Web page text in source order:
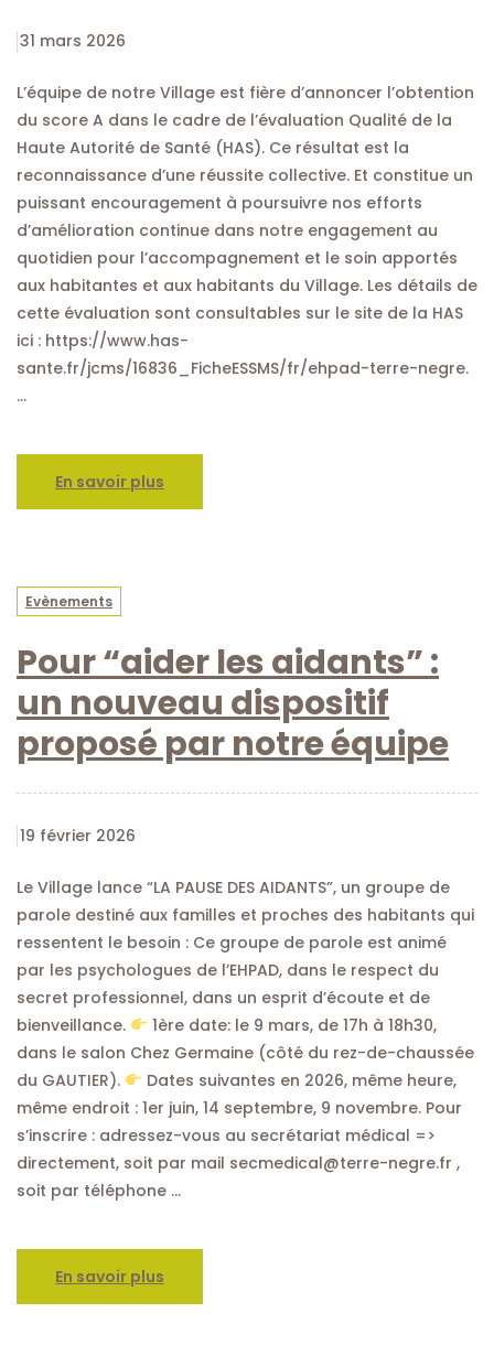
31 mars 2026
L’équipe de notre Village est fière d’annoncer l’obtention
du score A dans le cadre de l’évaluation Qualité de la
Haute Autorité de Santé (HAS). Ce résultat est la
reconnaissance d’une réussite collective. Et constitue un
puissant encouragement à poursuivre nos efforts
d’amélioration continue dans notre engagement au
quotidien pour l’accompagnement et le soin apportés
aux habitantes et aux habitants du Village. Les détails de
cette évaluation sont consultables sur le site de la HAS
ici : https://www.has-
sante.fr/jcms/16836_FicheESSMS/fr/ehpad-terre-negre.
…
En savoir plus
Evènements
Pour “aider les aidants” :
un nouveau dispositif
proposé par notre équipe
19 février 2026
Le Village lance “LA PAUSE DES AIDANTS”, un groupe de
parole destiné aux familles et proches des habitants qui
ressentent le besoin : Ce groupe de parole est animé
par les psychologues de l’EHPAD, dans le respect du
secret professionnel, dans un esprit d’écoute et de
bienveillance.
1ère date: le 9 mars, de 17h à 18h30,
dans le salon Chez Germaine (côté du rez-de-chaussée
du GAUTIER).
Dates suivantes en 2026, même heure,
même endroit : 1er juin, 14 septembre, 9 novembre. Pour
s’inscrire : adressez-vous au secrétariat médical =>
directement, soit par mail secmedical@terre-negre.fr ,
soit par téléphone …
En savoir plus